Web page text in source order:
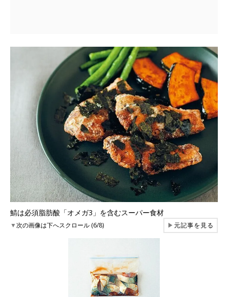
鯖は必須脂肪酸「オメガ3」を含むスーパー食材
▼次の画像は下へスクロール (6/8) ▶元記事を見る